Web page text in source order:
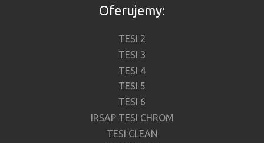
Oferujemy:
TESI 2
TESI 3
TESI 4
TESI 5
TESI 6
IRSAP TESI CHROM
TESI CLEAN